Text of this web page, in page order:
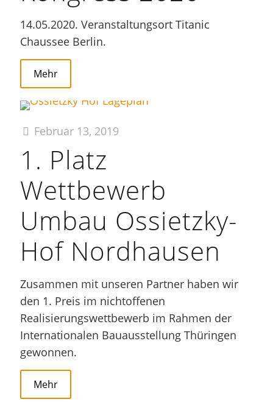
14.05.2020. Veranstaltungsort Titanic
Chaussee Berlin.
Mehr
Februar 13, 2019
1. Platz
Wettbewerb
Umbau Ossietzky-
Hof Nordhausen
Zusammen mit unseren Partner haben wir
den 1. Preis im nichtoffenen
Realisierungswettbewerb im Rahmen der
Internationalen Bauausstellung Thüringen
gewonnen.
Mehr